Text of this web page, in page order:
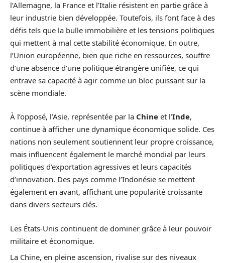
l’Allemagne, la France et l’Italie résistent en partie grâce à
leur industrie bien développée. Toutefois, ils font face à des
défis tels que la bulle immobilière et les tensions politiques
qui mettent à mal cette stabilité économique. En outre,
l’Union européenne, bien que riche en ressources, souffre
d’une absence d’une politique étrangère unifiée, ce qui
entrave sa capacité à agir comme un bloc puissant sur la
scène mondiale.
À l’opposé, l’Asie, représentée par la Chine et l’Inde,
continue à afficher une dynamique économique solide. Ces
nations non seulement soutiennent leur propre croissance,
mais influencent également le marché mondial par leurs
politiques d’exportation agressives et leurs capacités
d’innovation. Des pays comme l’Indonésie se mettent
également en avant, affichant une popularité croissante
dans divers secteurs clés.
Les États-Unis continuent de dominer grâce à leur pouvoir
militaire et économique.
La Chine, en pleine ascension, rivalise sur des niveaux